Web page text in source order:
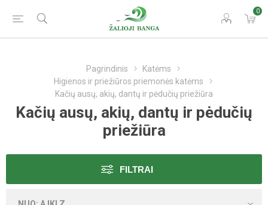
0
Pagrindinis
Katėms
Higienos ir priežiūros priemonės katėms
Kačių ausų, akių, dantų ir pėdučių priežiūra
Kačių ausų, akių, dantų ir pėdučių
priežiūra
FILTRAI